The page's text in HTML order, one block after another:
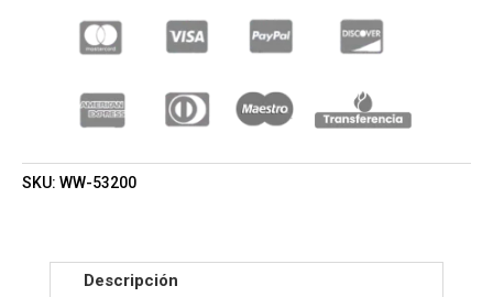
(MUJER)
SKU: WW-53200
Descripción